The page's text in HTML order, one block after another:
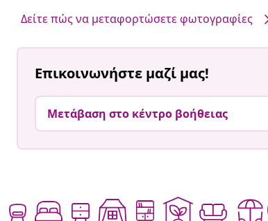
από
Δείτε πώς να μεταφορτώσετε φωτογραφίες
Επικοινωνήστε μαζί μας!
Μετάβαση στο κέντρο βοήθειας